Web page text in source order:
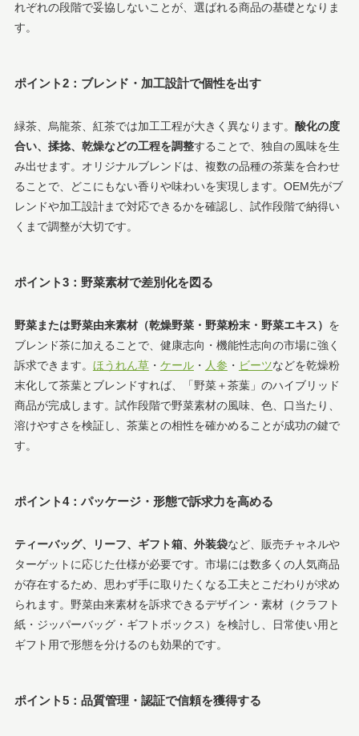
れぞれの段階で妥協しないことが、選ばれる商品の基礎となりま
す。
ポイント2：ブレンド・加工設計で個性を出す
緑茶、烏龍茶、紅茶では加工工程が大きく異なります。 酸化の度
合い、揉捻、乾燥などの工程を調整することで、独自の風味を生
み出せます。オリジナルブレンドは、複数の品種の茶葉を合わせ
ることで、どこにもない香りや味わいを実現します。OEM先がブ
レンドや加工設計まで対応できるかを確認し、試作段階で納得い
くまで調整が大切です。
ポイント3：野菜素材で差別化を図る
野菜または野菜由来素材（乾燥野菜・野菜粉末・野菜エキス） を
ブレンド茶に加えることで、健康志向・機能性志向の市場に強く
訴求できます。 ほうれん草・ ケール・ 人参 ・ ビーツなどを乾燥粉
末化して茶葉とブレンドすれば、「野菜＋茶葉」のハイブリッド
商品が完成します。試作段階で野菜素材の風味、色、口当たり、
溶けやすさを検証し、茶葉との相性を確かめることが成功の鍵で
す。
ポイント4：パッケージ・形態で訴求力を高める
ティーバッグ、リーフ、ギフト箱、外装袋など、販売チャネルや
ターゲットに応じた仕様が必要です。市場には数多くの人気商品
が存在するため、思わず手に取りたくなる工夫とこだわりが求め
られます。野菜由来素材を訴求できるデザイン・素材（クラフト
紙・ジッパーバッグ・ギフトボックス）を検討し、日常使い用と
ギフト用で形態を分けるのも効果的です。
ポイント5：品質管理・認証で信頼を獲得する